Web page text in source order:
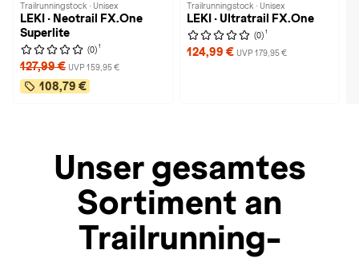
Trailrunningstock · Unisex
LEKI · Neotrail FX.One
Superlite
(0) 1
127,99 € UVP 159,95 €
108,79 €
Trailrunningstock · Unisex
LEKI · Ultratrail FX.One
(0) 1
124,99 € UVP 179,95 €
Unser gesamtes
Sortiment an
Trailrunning-